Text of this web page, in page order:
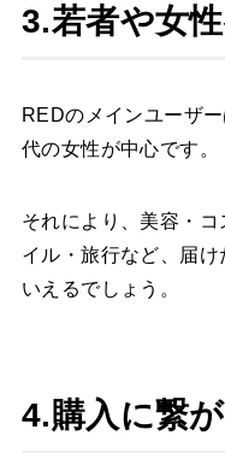
3.若者や女
REDのメインユーザ
代の女性が中心です。
それにより、美容・
イル・旅行など、届
いえるでしょう。
4.購入に繋